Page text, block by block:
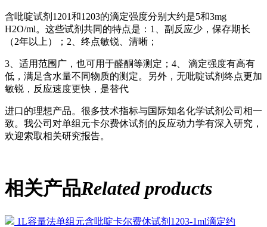
含吡啶试剂1201和1203的滴定强度分别大约是5和3mg
H2O/ml。这些试剂共同的特点是：1、副反应少，保存期长
（2年以上）；2、终点敏锐、清晰；
3、适用范围广，也可用于醛酮等测定；4、 滴定强度有高有
低，满足含水量不同物质的测定。另外，无吡啶试剂终点更加
敏锐，反应速度更快，是替代
进口的理想产品。很多技术指标与国际知名化学试剂公司相一
致。我公司对单组元卡尔费休试剂的反应动力学有深入研究，
欢迎索取相关研究报告。
相关产品Related products
1L容量法单组元含吡啶卡尔费休试剂1203-1ml滴定约